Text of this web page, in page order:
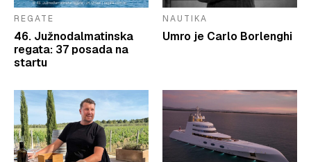
REGATE
46. Južnodalmatinska
regata: 37 posada na
startu
NAUTIKA
Umro je Carlo Borlenghi